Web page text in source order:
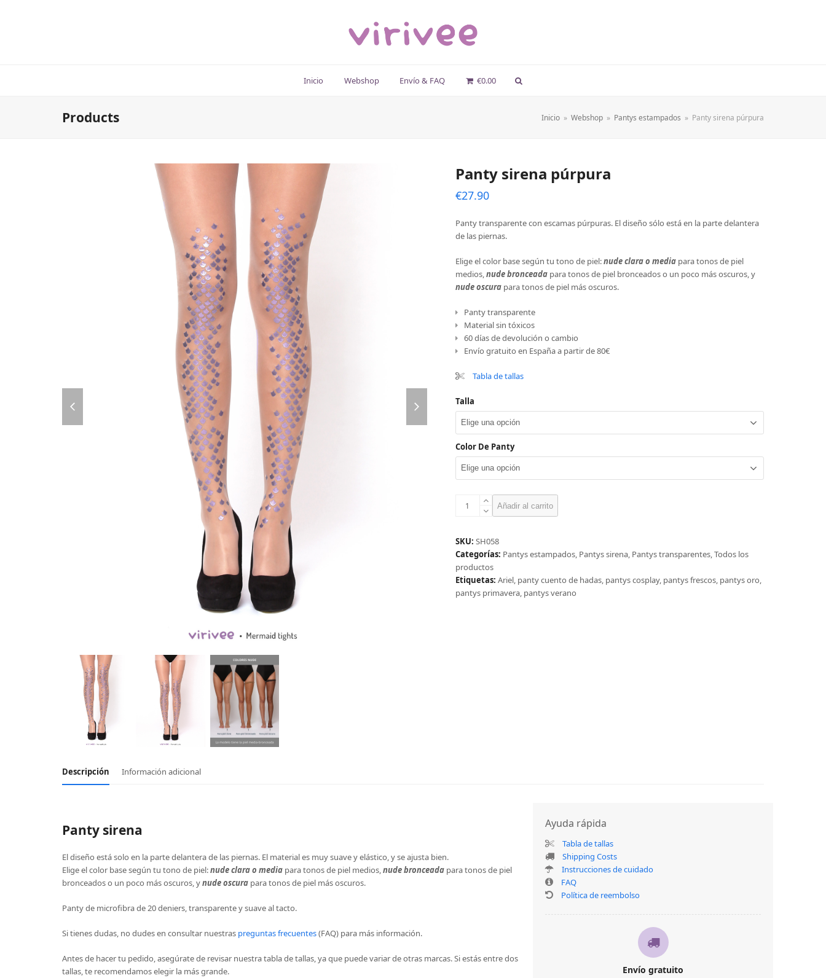
Inicio Webshop Envío & FAQ €0.00
Products Inicio » Webshop » Pantys estampados » Panty sirena púrpura
slide
slide
Panty sirena púrpura
€27.90
Panty transparente con escamas púrpuras. El diseño sólo está en la parte delantera
de las piernas.
Elige el color base según tu tono de piel:nude clara o mediapara tonos de piel
medios,nude bronceadapara tonos de piel bronceados o un poco más oscuros, y
nude oscurapara tonos de piel más oscuros.
Panty transparente
Material sin tóxicos
60 días de devolución o cambio
Envío gratuito en España a partir de 80€
Tabla de tallas
Talla
Color De Panty
cantidad
Añadir al carrito
SKU: SH058
Categorías: Pantys estampados, Pantys sirena, Pantys transparentes,Todos los
productos
Etiquetas: Ariel, panty cuento de hadas, pantys cosplay, pantys frescos, pantys oro,
pantys primavera, pantys verano
Descripción Información adicional
Panty sirena
El diseño está solo en la parte delantera de las piernas. El material es muy suave y elástico, y se ajusta bien.
Elige el color base según tu tono de piel:nude clara o mediapara tonos de piel medios,nude bronceadapara tonos de piel
bronceados o un poco más oscuros, ynude oscurapara tonos de piel más oscuros.
Panty de microfibra de 20 deniers, transparente y suave al tacto.
Si tienes dudas, no dudes en consultar nuestras preguntas frecuentes(FAQ) para más información.
Antes de hacer tu pedido, asegúrate de revisar nuestra tabla de tallas, ya que puede variar de otras marcas. Si estás entre dos
tallas, te recomendamos elegir la más grande.
Ayuda rápida
Tabla de tallas
Shipping Costs
Instrucciones de cuidado
FAQ
Política de reembolso
Envío gratuito